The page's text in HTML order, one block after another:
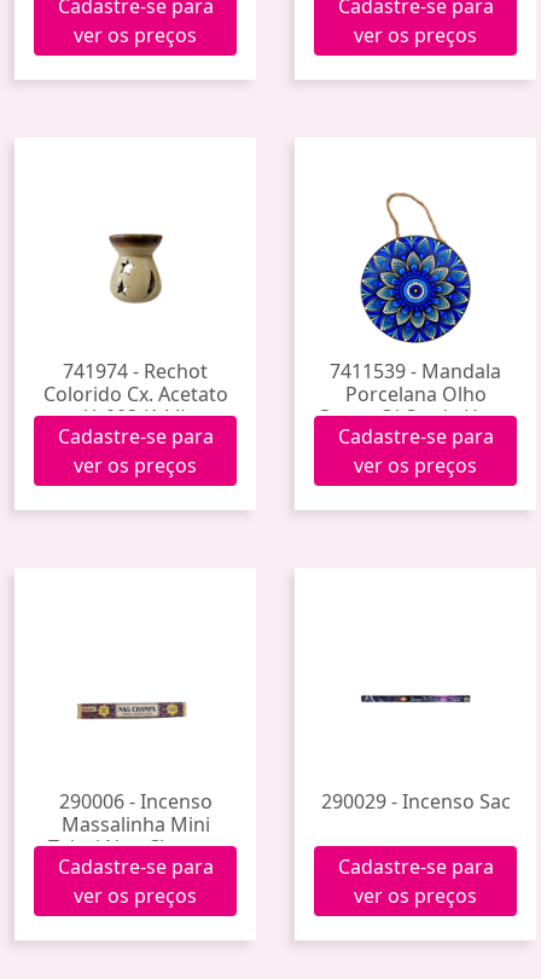
Cadastre-se para
ver os preços
Cadastre-se para
ver os preços
741974 - Rechot
Colorido Cx. Acetato
Yy003 (144)
Cadastre-se para
ver os preços
7411539 - Mandala
Porcelana Olho
Grego C/ Corda Hxgy-
006 (60)
Cadastre-se para
ver os preços
290006 - Incenso
Massalinha Mini
Tulasi Nag Champa
Cadastre-se para
ver os preços
290029 - Incenso Sac
Cadastre-se para
ver os preços